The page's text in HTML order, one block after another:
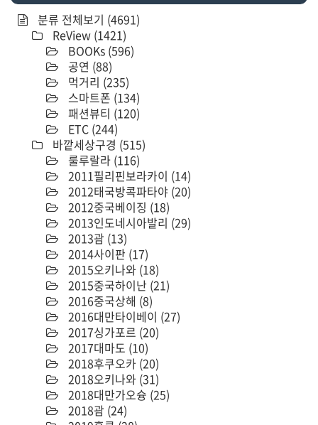
분류 전체보기 (4691)
ReView (1421)
BOOKs (596)
공연 (88)
먹거리 (235)
스마트폰 (134)
패션뷰티 (120)
ETC (244)
바깥세상구경 (515)
룰루랄라 (116)
2011필리핀보라카이 (14)
2012태국방콕파타야 (20)
2012중국베이징 (18)
2013인도네시아발리 (29)
2013괌 (13)
2014사이판 (17)
2015오키나와 (18)
2015중국하이난 (21)
2016중국상해 (8)
2016대만타이베이 (27)
2017싱가포르 (20)
2017대마도 (10)
2018후쿠오카 (20)
2018오키나와 (31)
2018대만가오슝 (25)
2018괌 (24)